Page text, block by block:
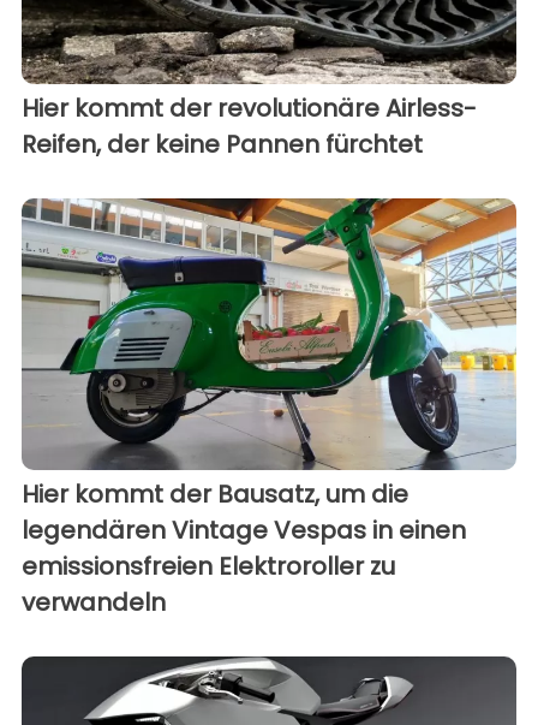
Hier kommt der revolutionäre Airless-
Reifen, der keine Pannen fürchtet
Hier kommt der Bausatz, um die
legendären Vintage Vespas in einen
emissionsfreien Elektroroller zu
verwandeln